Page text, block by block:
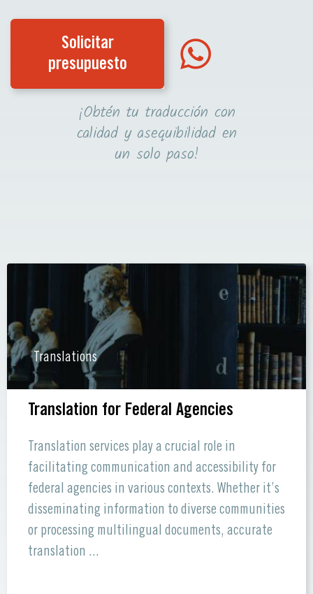
Solicitar
presupuesto
¡Obtén tu traducción con
calidad y asequibilidad en
un solo paso!
Translations
Translation for Federal Agencies
Translation services play a crucial role in
facilitating communication and accessibility for
federal agencies in various contexts. Whether it’s
disseminating information to diverse communities
or processing multilingual documents, accurate
translation ...